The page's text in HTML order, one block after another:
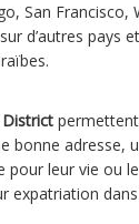
San Francisco,
d’autres pays
bonne adresse,
leur vie ou
expatriation